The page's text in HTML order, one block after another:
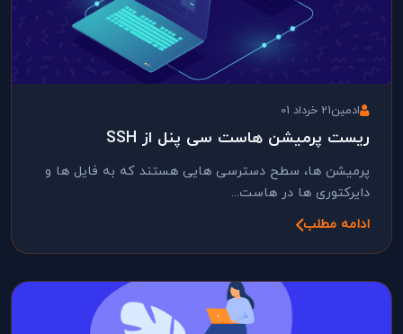
ادمین21 خرداد 01
ریست پرمیشن هاست سی پنل از SSH
پرمیشن ها، سطح دسترسی هایی هستند که به فایل ها و
دایرکتوری ها در هاست...
ادامه مطلب